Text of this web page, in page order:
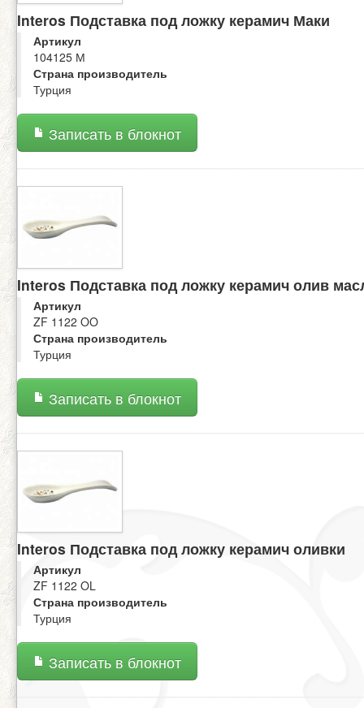
Interos Подставка под ложку керамич Маки
Артикул
104125 М
Страна производитель
Турция
Записать в блокнот
Interos Подставка под ложку керамич олив
Артикул
ZF 1122 OO
Страна производитель
Турция
Записать в блокнот
Interos Подставка под ложку керамич оливки
Артикул
ZF 1122 OL
Страна производитель
Турция
Записать в блокнот